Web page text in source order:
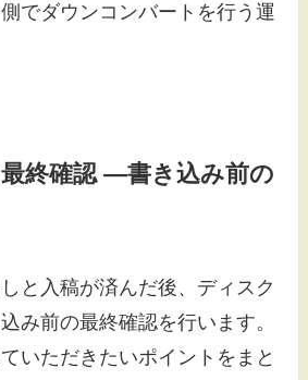
でダウンコンバートを行う運
終確認 ―書き込み前の
と入稿が済んだ後、ディスク
み前の最終確認を行います。
いただきたいポイントをまと